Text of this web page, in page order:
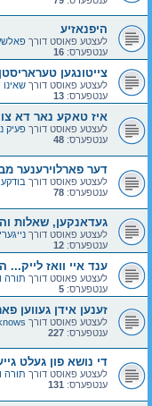
היפנאזיע
לעצטע פאוסט דורך
ענטפערס: 16
צייטונגען טעראריסטן
לעצטע פאוסט דורך שאינו
ענטפערס: 13
איז טאקע נאר דא
לעצטע פאוסט דורך פעיק
ענטפערס: 48
דער פארלוירענער
לעצטע פאוסט דורך בודקע
ענטפערס: 78
געדאנקען, שאלות
לעצטע פאוסט דורך
ענטפערס: 12
ענד איי וואז לייק...
לעצטע פאוסט דורך תורה
ענטפערס: 5
זענען אידן געווען פארמישט אין
לעצטע פאוסט דורך
ענטפערס: 227
די נושא פון געלט
לעצטע פאוסט דורך תורה
ענטפערס: 131